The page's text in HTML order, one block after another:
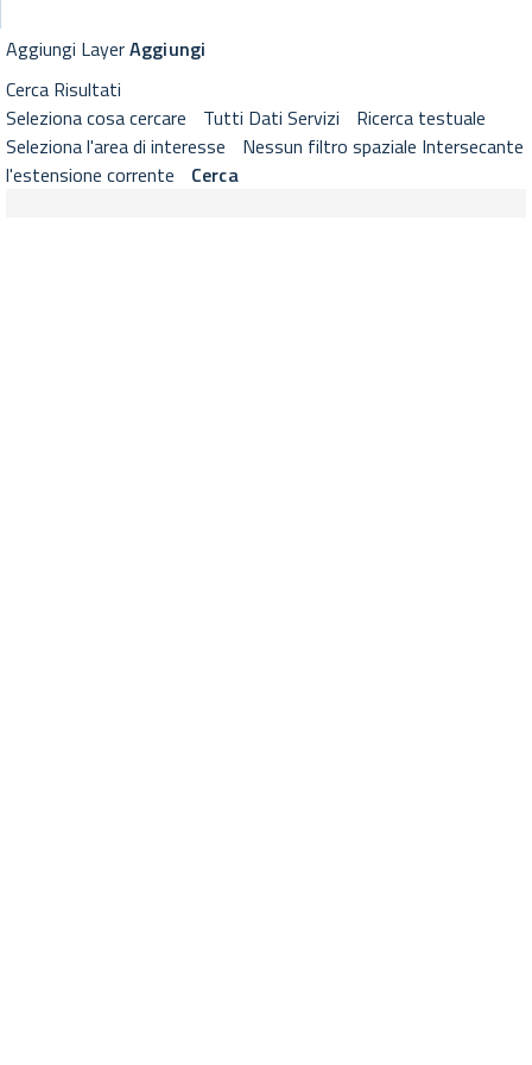
GeoViewer RNDT
Visualizzatore cartografico RNDT con strumenti di selezione
Aggiungi LayerAggiungi
Cerca Risultati
Seleziona cosa cercare
Tutti Dati Servizi
Ricerca testuale
Seleziona l'area di interesse
Nessun filtro spaziale Intersecante
l'estensione corrente
Cerca